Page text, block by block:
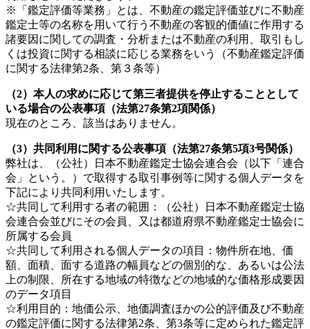
※「鑑定評価等業務」とは、不動産の鑑定評価並びに不動産
鑑定士等の名称を用いて行う不動産の客観的価値に作用する
諸要因に関しての調査・分析または不動産の利用、取引もし
くは投資に関する相談に応じる業務をいう（不動産鑑定評価
に関する法律第2条、第３条等）
（2）本人の求めに応じて第三者提供を停止することとして
いる場合の公表事項（法第27条第2項関係）
現在のところ、該当はありません。
（3）共同利用に関する公表事項（法第27条第5項3号関係）
弊社は、（公社）日本不動産鑑定士協会連合会（以下「連合
会」という。）で取得する取引事例等に関する個人データを
下記により共同利用いたします。
☆共同して利用する者の範囲：（公社）日本不動産鑑定士協
会連合会並びにその会員、又は都道府県不動産鑑定士協会に
所属する会員
☆共同して利用される個人データの項目：物件所在地、価
額、面積、面する道路の幅員などの個別的な、あるいは公法
上の制限、所在する地域の特徴などの地域的な価格形成要因
のデータ項目
☆利用目的：地価公示、地価調査ほかの公的評価及び不動産
の鑑定評価に関する法律第2条、第3条等に定められた鑑定評